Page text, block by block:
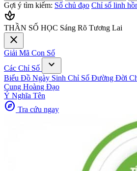
Gợi ý tìm kiếm: Số chủ đạo Chỉ số linh
spa
THẦN SỐ HỌC Sáng Rõ Tương Lai
close
Giải Mã Con Số
Các Chỉ Số
expand_more
Biểu Đồ Ngày Sinh Chỉ Số Đường Đời
Cung Hoàng Đạo
Ý Nghĩa Tên
explore Tra cứu ngay